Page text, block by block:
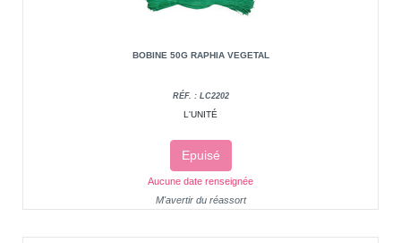
BOBINE 50G RAPHIA VEGETAL
RÉF. : LC2202
L'UNITÉ
Epuisé
Aucune date renseignée
M'avertir du réassort